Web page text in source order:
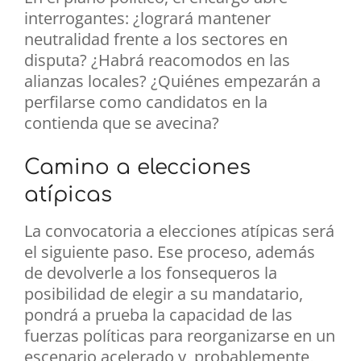
interrogantes: ¿logrará mantener
neutralidad frente a los sectores en
disputa? ¿Habrá reacomodos en las
alianzas locales? ¿Quiénes empezarán a
perfilarse como candidatos en la
contienda que se avecina?
Camino a elecciones
atípicas
La convocatoria a elecciones atípicas será
el siguiente paso. Ese proceso, además
de devolverle a los fonsequeros la
posibilidad de elegir a su mandatario,
pondrá a prueba la capacidad de las
fuerzas políticas para reorganizarse en un